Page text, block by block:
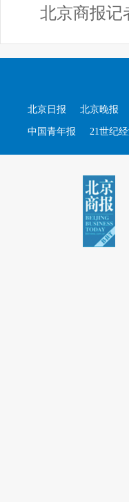
北京商报记
北京日报 北京晚报
中国青年报 21世纪